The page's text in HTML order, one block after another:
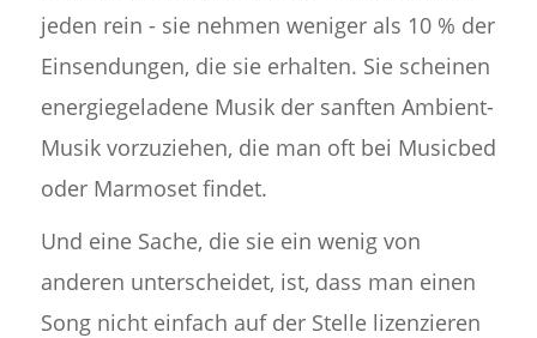
jeden rein - sie nehmen weniger als 10 % der
Einsendungen, die sie erhalten. Sie scheinen
energiegeladene Musik der sanften Ambient-
Musik vorzuziehen, die man oft bei Musicbed
oder Marmoset findet.
Und eine Sache, die sie ein wenig von
anderen unterscheidet, ist, dass man einen
Song nicht einfach auf der Stelle lizenzieren